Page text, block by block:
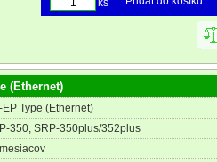
ks
(Ethernet)
EP Type (Ethernet)
350, SRP-350plus/352plus